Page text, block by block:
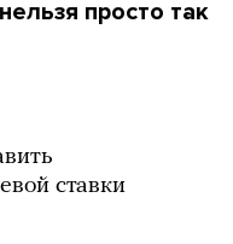
просто так
ставки